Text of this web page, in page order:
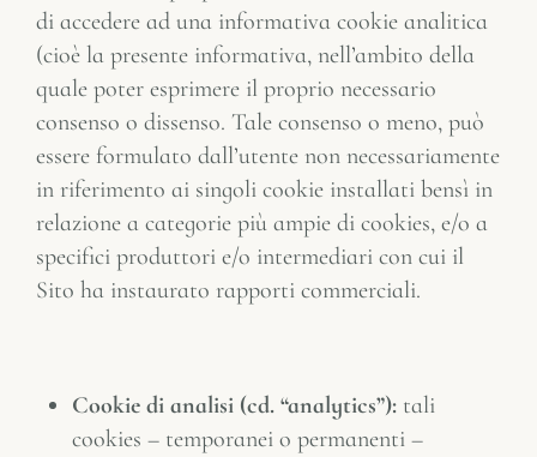
di accedere ad una informativa cookie analitica
(cioè la presente informativa, nell’ambito della
quale poter esprimere il proprio necessario
consenso o dissenso. Tale consenso o meno, può
essere formulato dall’utente non necessariamente
in riferimento ai singoli cookie installati bensì in
relazione a categorie più ampie di cookies, e/o a
specifici produttori e/o intermediari con cui il
Sito ha instaurato rapporti commerciali.
Cookie di analisi (cd. “analytics”): tali
cookies – temporanei o permanenti –